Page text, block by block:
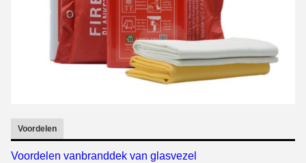
Voordelen
Voordelen vanbranddek van glasvezel